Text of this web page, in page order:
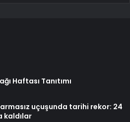
Haftası Tanıtımı
uçuşunda tarihi rekor: 24
kaldılar